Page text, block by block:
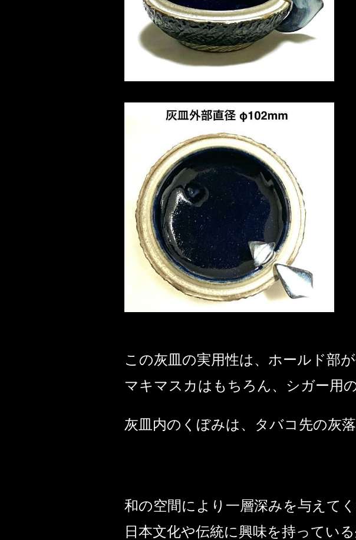
この灰皿の実用性は、ホールド部が
マキマスカはもちろん、シガー用
灰皿内のくぼみは、タバコ先の灰
和の空間により一層深みを与えて
日本文化や伝統に興味を持ってい